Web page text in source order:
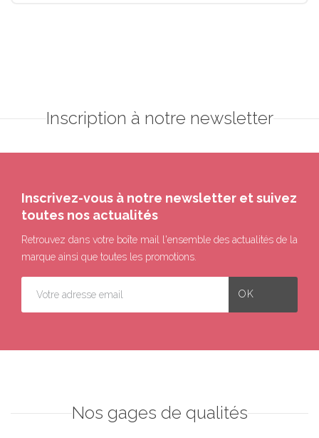
Inscription à notre newsletter
Inscrivez-vous à notre newsletter et suivez
toutes nos actualités
Retrouvez dans votre boîte mail l'ensemble des actualités de la
marque ainsi que toutes les promotions.
Nos gages de qualités